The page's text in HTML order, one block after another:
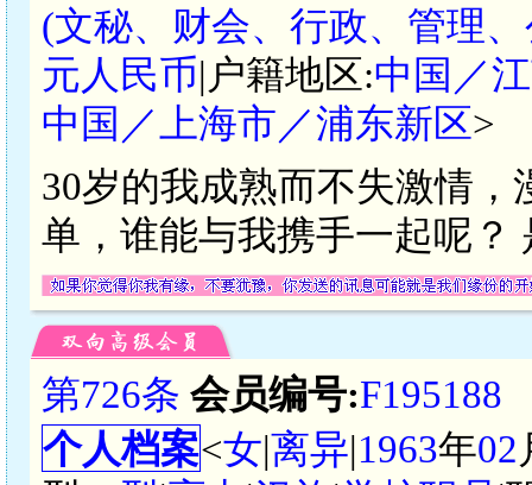
(文秘、财会、行政、管理
元人民币|户籍地区:中国／
中国／上海市／浦东新区>
30岁的我成熟而不失激情
单，谁能与我携手一起呢？
第726条 会员编号:F195188
个人档案<女|离异|1963年02